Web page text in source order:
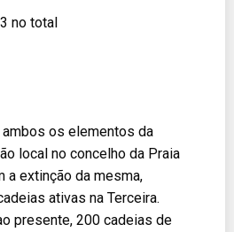
no total
os elementos da
local no concelho da Praia
a extinção da mesma,
ativas na Terceira.
presente, 200 cadeias de